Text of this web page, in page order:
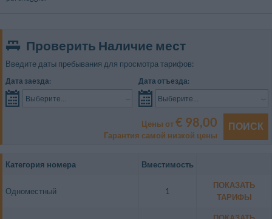
Проверить Наличие мест
Введите даты пребывания для просмотра тарифов:
Дата заезда:
Выберите...
Дата отъезда:
Выберите...
Цены от€ 98,00
Гарантия самой низкой цены
ПОИСК
Категория номера Вместимость
Одноместный 1
ПОКАЗАТЬ
ТАРИФЫ